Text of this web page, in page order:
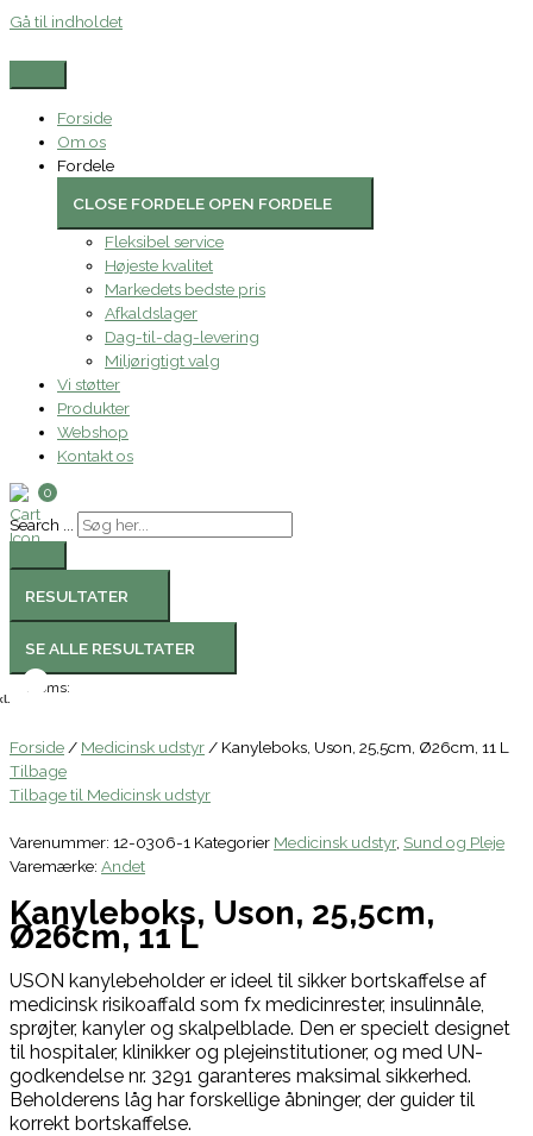
Gå til indholdet
Forside
Om os
Fordele
CLOSE FORDELE OPEN FORDELE
Fleksibel service
Højeste kvalitet
Markedets bedste pris
Afkaldslager
Dag-til-dag-levering
Miljørigtigt valg
Vi støtter
Produkter
Webshop
Kontakt os
0
Search ...
RESULTATER
SE ALLE RESULTATER
Moms:
Forside/ Medicinsk udstyr/ Kanyleboks, Uson, 25,5cm, Ø26cm, 11 L
Tilbage
Tilbage til Medicinsk udstyr
Varenummer: 12-0306-1 Kategorier Medicinsk udstyr, Sund og Pleje
Varemærke: Andet
Kanyleboks, Uson, 25,5cm,
Ø26cm, 11 L
USON kanylebeholder er ideel til sikker bortskaffelse af
medicinsk risikoaffald som fx medicinrester, insulinnåle,
sprøjter, kanyler og skalpelblade. Den er specielt designet
til hospitaler, klinikker og plejeinstitutioner, og med UN-
godkendelse nr. 3291 garanteres maksimal sikkerhed.
Beholderens låg har forskellige åbninger, der guider til
korrekt bortskaffelse.